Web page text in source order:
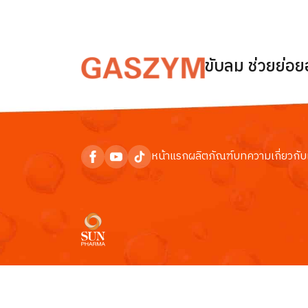
ขับลม ช่วยย่อ
หน้าแรกผลิตภัณฑ์บทความเกี่ยวกับ